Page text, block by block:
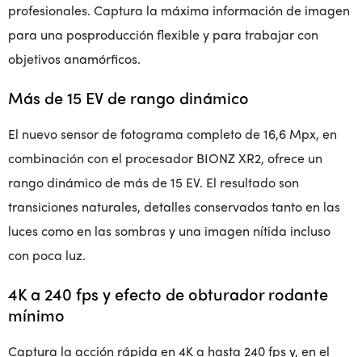
profesionales. Captura la máxima información de imagen
para una posproducción flexible y para trabajar con
objetivos anamórficos.
Más de 15 EV de rango dinámico
El nuevo sensor de fotograma completo de 16,6 Mpx, en
combinación con el procesador BIONZ XR2, ofrece un
rango dinámico de más de 15 EV. El resultado son
transiciones naturales, detalles conservados tanto en las
luces como en las sombras y una imagen nítida incluso
con poca luz.
4K a 240 fps y efecto de obturador rodante
mínimo
Captura la acción rápida en 4K a hasta 240 fps y, en el